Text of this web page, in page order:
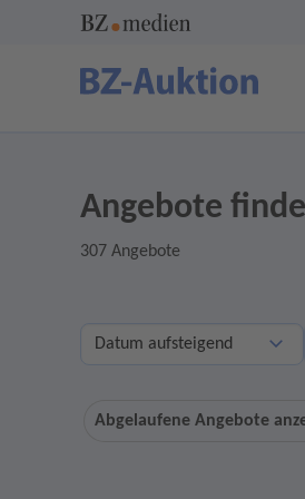
Angebote
307 Angebote
Abgelaufene Angebote